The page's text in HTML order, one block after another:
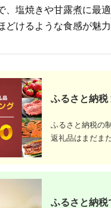
、塩焼きや甘露煮に最
どけるような食感が魅
ふるさと納税
ふるさと納税の
返礼品はまだま
ふるさと納税